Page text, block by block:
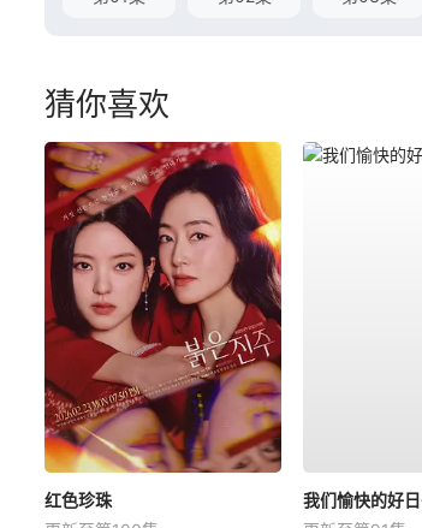
猜你喜欢
红色珍珠
我们愉快的好